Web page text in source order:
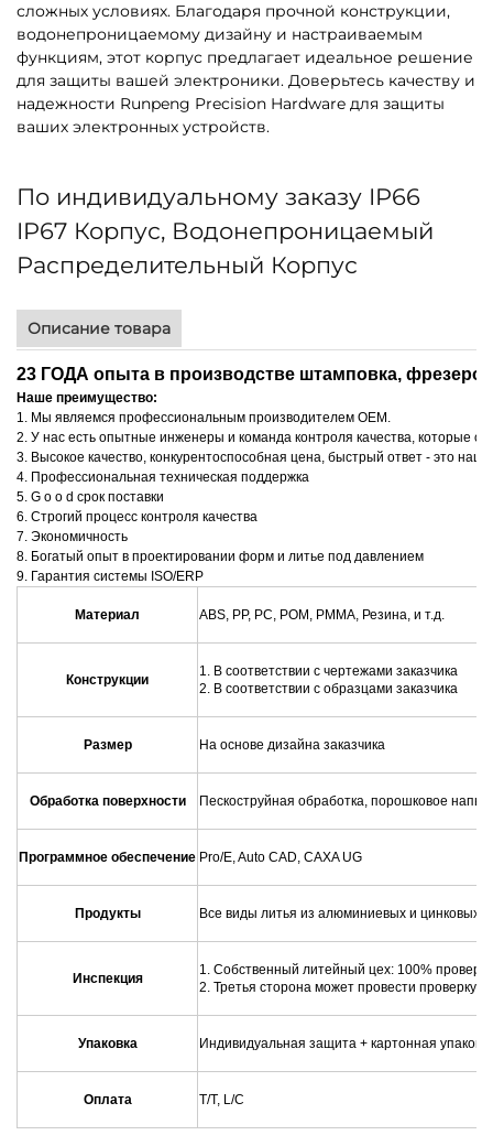
сложных условиях. Благодаря прочной конструкции,
водонепроницаемому дизайну и настраиваемым
функциям, этот корпус предлагает идеальное решение
для защиты вашей электроники. Доверьтесь качеству и
надежности Runpeng Precision Hardware для защиты
ваших электронных устройств.
По индивидуальному заказу IP66
IP67 Корпус, Водонепроницаемый
Распределительный Корпус
Описание товара
23 ГОДА опыта в производстве штамповка,
Наше преимущество:
1. Мы являемся профессиональным производителем OEM.
2. У нас есть опытные инженеры и команда контроля качества, которые
3. Высокое качество, конкурентоспособная цена, быстрый ответ - это
4. Профессиональная техническая поддержка
5. G o o d срок поставки
6. Строгий процесс контроля качества
7. Экономичность
8. Богатый опыт в проектировании форм и литье под давлением
9. Гарантия системы ISO/ERP
Материал ABS, PP, PC, POM, PMMA, Резина, и т.д.
Конструкции
1. В соответствии с чертежами заказчика
2. В соответствии с образцами заказчика
Размер На основе дизайна заказчика
Обработка поверхности Пескоструйная обработка, порошковое
Программное обеспечение Pro/E, Auto CAD, CAXA UG
Продукты Все виды литья из алюминиевых и цинковых
Инспекция
1. Собственный литейный цех: 100%
2. Третья сторона может провести проверку
Упаковка Индивидуальная защита + картонная
Оплата T/T, L/C